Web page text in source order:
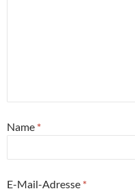
Name *
E-Mail-Adresse *